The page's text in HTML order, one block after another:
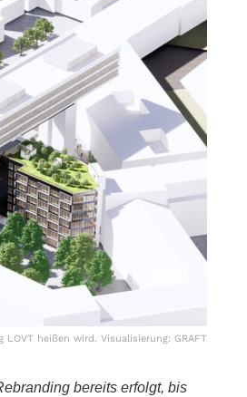
heißen wird. Visualisierung: GRAFT
bereits erfolgt, bis